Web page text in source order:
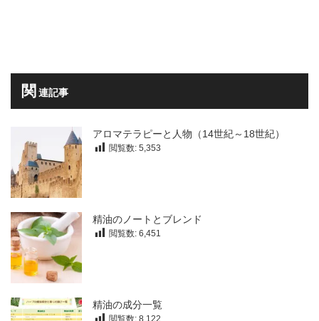
関 連記事
アロマテラピーと人物（14世紀～18世紀）
閲覧数: 5,353
精油のノートとブレンド
閲覧数: 6,451
精油の成分一覧
閲覧数: 8,122